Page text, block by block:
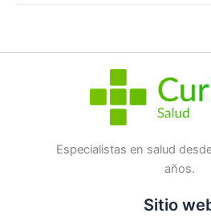
No hay preguntas
Especialistas en salud
años.
Sitio